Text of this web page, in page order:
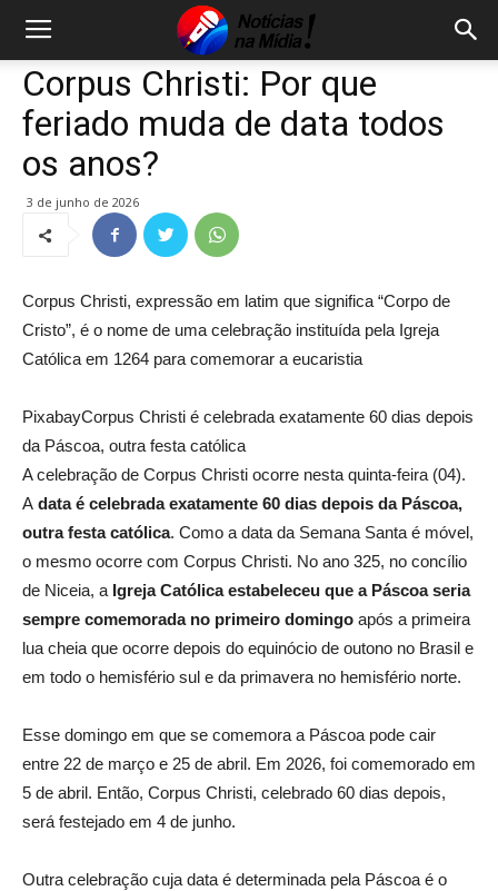
Corpus Christi: Por que
feriado muda de data todos
os anos?
3 de junho de 2026
Corpus Christi, expressão em latim que significa “Corpo de
Cristo”, é o nome de uma celebração instituída pela Igreja
Católica em 1264 para comemorar a eucaristia
PixabayCorpus Christi é celebrada exatamente 60 dias depois
da Páscoa, outra festa católica
A celebração de Corpus Christi ocorre nesta quinta-feira (04).
A data é celebrada exatamente 60 dias depois da Páscoa,
outra festa católica. Como a data da Semana Santa é móvel,
o mesmo ocorre com Corpus Christi. No ano 325, no concílio
de Niceia, a Igreja Católica estabeleceu que a Páscoa seria
sempre comemorada no primeiro domingo após a primeira
lua cheia que ocorre depois do equinócio de outono no Brasil e
em todo o hemisfério sul e da primavera no hemisfério norte.
Esse domingo em que se comemora a Páscoa pode cair
entre 22 de março e 25 de abril. Em 2026, foi comemorado em
5 de abril. Então, Corpus Christi, celebrado 60 dias depois,
será festejado em 4 de junho.
Outra celebração cuja data é determinada pela Páscoa é o